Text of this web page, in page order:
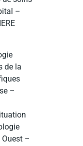
–
de la
–
Ouest –